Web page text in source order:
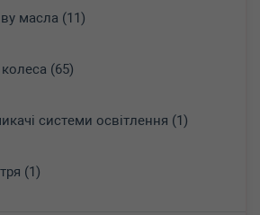
масла (11)
(65)
системи освітлення (1)
(1)